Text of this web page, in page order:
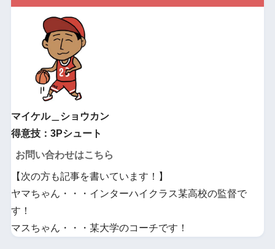
マイケル＿ショウカン
得意技：3Pシュート
お問い合わせはこちら
【次の方も記事を書いています！】
ヤマちゃん・・・インターハイクラス某高校の監督で
す！
マスちゃん・・・某大学のコーチです！